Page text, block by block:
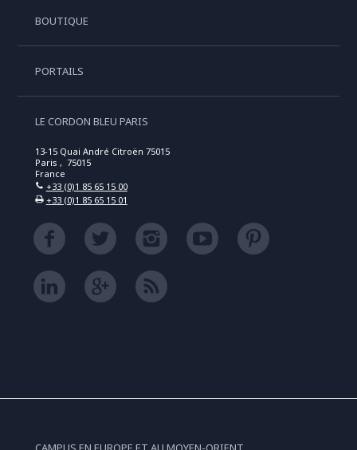
BOUTIQUE
PORTAILS
LE CORDON BLEU PARIS
13-15 Quai André Citroën 75015
Paris , 75015
France
+33 (0)1 85 65 15 00
+33 (0)1 85 65 15 01